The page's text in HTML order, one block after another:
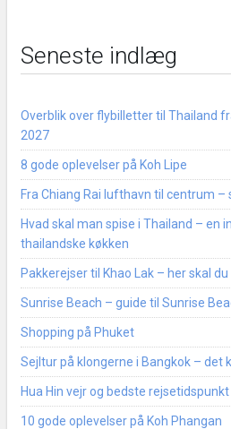
Seneste indlæg
Overblik over flybilletter til Thailand
2027
8 gode oplevelser på Koh Lipe
Fra Chiang Rai lufthavn til centrum –
Hvad skal man spise i Thailand – en
thailandske køkken
Pakkerejser til Khao Lak – her skal du
Sunrise Beach – guide til Sunrise
Shopping på Phuket
Sejltur på klongerne i Bangkok – det
Hua Hin vejr og bedste rejsetidspunkt
10 gode oplevelser på Koh Phangan